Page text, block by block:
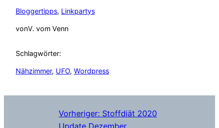
Bloggertipps, Linkpartys
vonV. vom Venn
Schlagwörter:
Nähzimmer, UFO, Wordpress
Vorheriger: Stoffdiät 2020